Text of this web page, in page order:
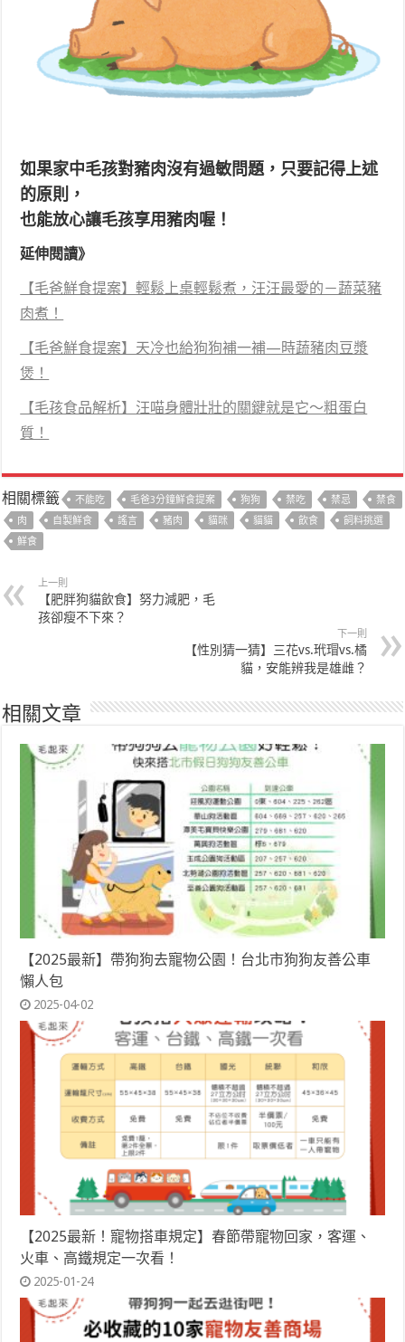
如果家中毛孩對豬肉沒有過敏問題，只要記得上述
的原則，
也能放心讓毛孩享用豬肉喔！
延伸閱讀》
【毛爸鮮食提案】輕鬆上桌輕鬆煮，汪汪最愛的－蔬菜豬
肉煮！
【毛爸鮮食提案】天冷也給狗狗補一補—時蔬豬肉豆漿
煲！
【毛孩食品解析】汪喵身體壯壯的關鍵就是它～粗蛋白
質！
相關標籤 不能吃 毛爸3分鐘鮮食提案 狗狗 禁吃 禁忌
禁食
肉
自製鮮食 謠言 豬肉 貓咪 貓貓 飲食
飼料挑選
鮮食
上一則
【肥胖狗貓飲食】努力減肥，毛
孩卻瘦不下來？
下一則
【性別猜一猜】三花vs.玳瑁vs.橘
貓，安能辨我是雄雌？
相關文章
【2025最新】帶狗狗去寵物公園！台北市狗狗友善公車
懶人包
2025-04-02
【2025最新！寵物搭車規定】春節帶寵物回家，客運、
火車、高鐵規定一次看！
2025-01-24